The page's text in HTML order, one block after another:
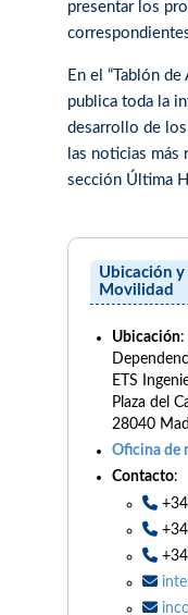
presentar los
En el “Tablón
publica toda la
desarrollo de
las noticias más
sección Última
Ubicación
Movilidad
Ubicación:
ETS
Plaza del
28040
Oficina de
Contacto: